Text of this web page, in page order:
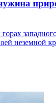
неземной